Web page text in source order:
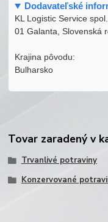
Dodavateľské
KL Logistic Service
01 Galanta, Slovenská
Krajina pôvodu:
Bulharsko
Tovar zaradený v
Trvanlivé potraviny
Konzervované